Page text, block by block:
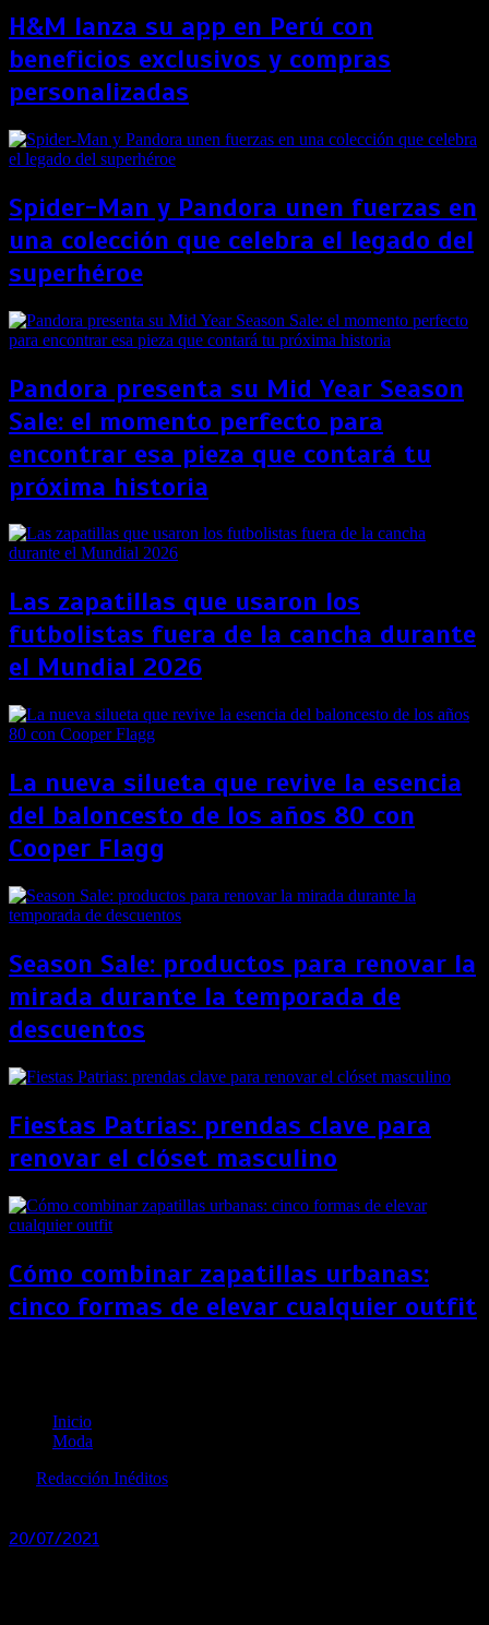
H&M lanza su app en Perú con
beneficios exclusivos y compras
personalizadas
Spider-Man y Pandora unen fuerzas en
una colección que celebra el legado del
superhéroe
Pandora presenta su Mid Year Season
Sale: el momento perfecto para
encontrar esa pieza que contará tu
próxima historia
Las zapatillas que usaron los
futbolistas fuera de la cancha durante
el Mundial 2026
La nueva silueta que revive la esencia
del baloncesto de los años 80 con
Cooper Flagg
Season Sale: productos para renovar la
mirada durante la temporada de
descuentos
Fiestas Patrias: prendas clave para
renovar el clóset masculino
Cómo combinar zapatillas urbanas:
cinco formas de elevar cualquier outfit
Inicio
Moda
Redacción Inéditos
20/07/2021